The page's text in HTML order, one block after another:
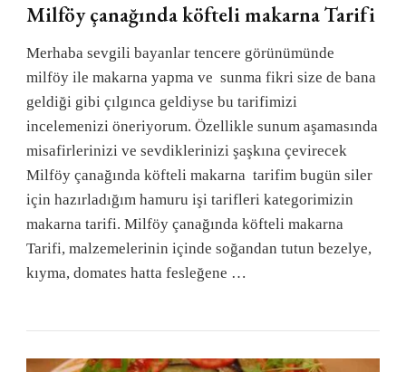
Milföy çanağında köfteli makarna Tarifi
Merhaba sevgili bayanlar tencere görünümünde
milföy ile makarna yapma ve sunma fikri size de bana
geldiği gibi çılgınca geldiyse bu tarifimizi
incelemenizi öneriyorum. Özellikle sunum aşamasında
misafirlerinizi ve sevdiklerinizi şaşkına çevirecek
Milföy çanağında köfteli makarna tarifim bugün siler
için hazırladığım hamuru işi tarifleri kategorimizin
makarna tarifi. Milföy çanağında köfteli makarna
Tarifi, malzemelerinin içinde soğandan tutun bezelye,
kıyma, domates hatta fesleğene …